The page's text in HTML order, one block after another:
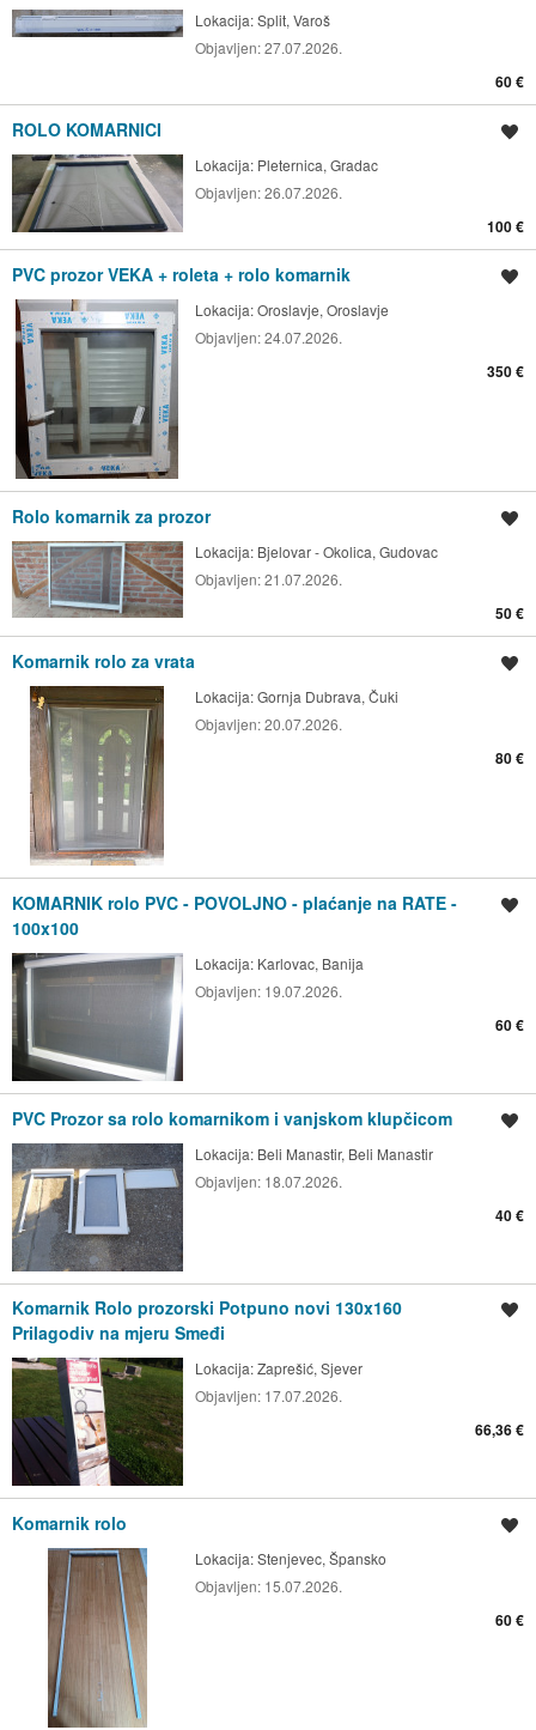
Lokacija:Split, Varoš
Objavljen:27.07.2026.
60 €
ROLO KOMARNICI
Lokacija: Pleternica, Gradac
Objavljen:26.07.2026.
100 €
PVC prozor VEKA + roleta + rolo komarnik
Lokacija:Oroslavje, Oroslavje
Objavljen:24.07.2026.
350 €
Rolo komarnik za prozor
Lokacija: Bjelovar - Okolica, Gudovac
Objavljen:21.07.2026.
50 €
Komarnik rolo za vrata
Lokacija:Gornja Dubrava, Čuki
Objavljen:20.07.2026.
80 €
KOMARNIK rolo PVC - POVOLJNO - plaćanje na RATE -
100x100
Lokacija: Karlovac, Banija
Objavljen: 19.07.2026.
60 €
PVC Prozor sa rolo komarnikom i vanjskom klupčicom
Lokacija: Beli Manastir, Beli Manastir
Objavljen: 18.07.2026.
40 €
Komarnik Rolo prozorski Potpuno novi 130x160
Prilagodiv na mjeru Smeđi
Lokacija:Zaprešić, Sjever
Objavljen: 17.07.2026.
66,36 €
Komarnik rolo
Lokacija:Stenjevec, Špansko
Objavljen: 15.07.2026.
60 €